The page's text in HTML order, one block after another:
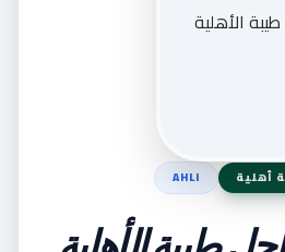
أهلية AHLI